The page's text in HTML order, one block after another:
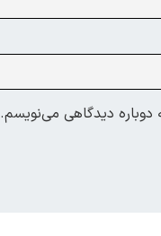
دوباره دیدگاهی می‌نویسم.